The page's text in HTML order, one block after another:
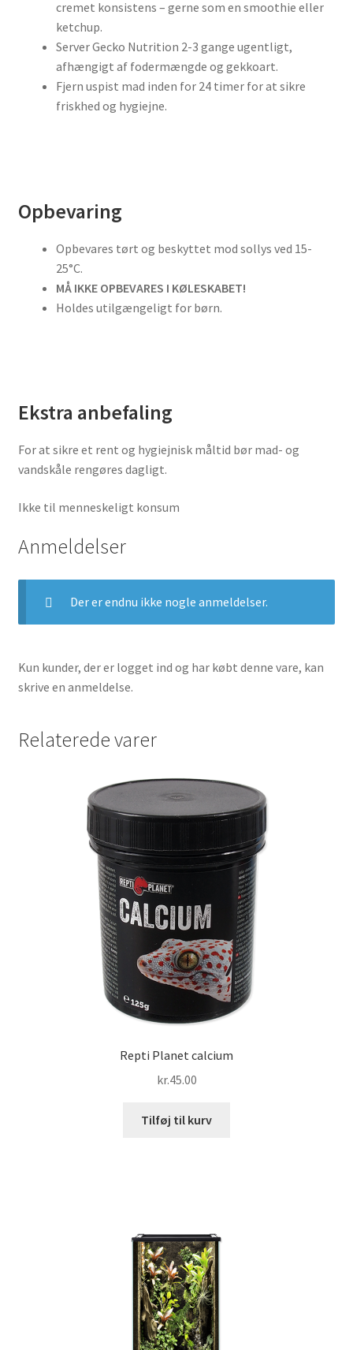
cremet konsistens – gerne som en smoothie eller
ketchup.
Server Gecko Nutrition 2-3 gange ugentligt,
afhængigt af fodermængde og gekkoart.
Fjern uspist mad inden for 24 timer for at sikre
friskhed og hygiejne.
Opbevaring
Opbevares tørt og beskyttet mod sollys ved 15-
25°C.
MÅ IKKE OPBEVARES I KØLESKABET!
Holdes utilgængeligt for børn.
Ekstra anbefaling
For at sikre et rent og hygiejnisk måltid bør mad- og
vandskåle rengøres dagligt.
Ikke til menneskeligt konsum
Anmeldelser
Der er endnu ikke nogle anmeldelser.
Kun kunder, der er logget ind og har købt denne vare, kan
skrive en anmeldelse.
Relaterede varer
Repti Planet calcium
kr.45.00
Tilføj til kurv